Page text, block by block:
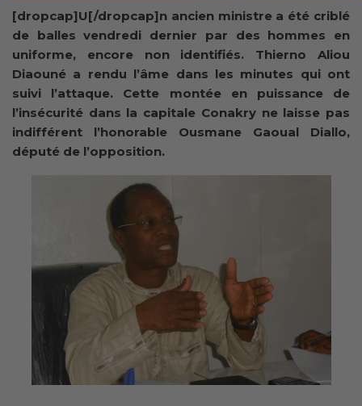
[dropcap]U[/dropcap]n ancien ministre a été criblé
de balles vendredi dernier par des hommes en
uniforme, encore non identifiés. Thierno Aliou
Diaouné a rendu l’âme dans les minutes qui ont
suivi l’attaque. Cette montée en puissance de
l’insécurité dans la capitale Conakry ne laisse pas
indifférent l’honorable Ousmane Gaoual Diallo,
député de l’opposition.